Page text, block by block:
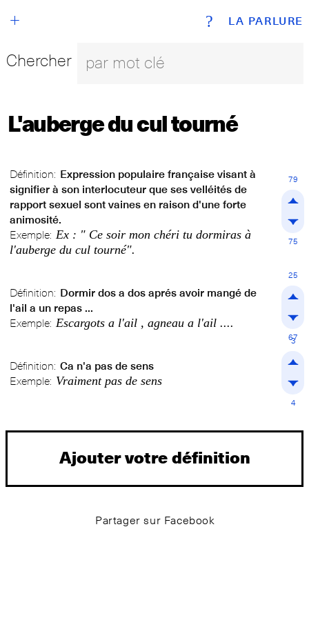
LA PARLURE
+ ?
Chercher
L'auberge du cul tourné
Définition: Expression populaire française visant à
signifier à son interlocuteur que ses velléités de
rapport sexuel sont vaines en raison d'une forte
animosité.
Exemple: Ex : " Ce soir mon chéri tu dormiras à
l'auberge du cul tourné".
79
75
Définition: Dormir dos a dos aprés avoir mangé de
l'ail a un repas ...
Exemple: Escargots a l'ail , agneau a l'ail ....
25
67
Définition: Ca n'a pas de sens
Exemple: Vraiment pas de sens
3
4
Ajouter votre définition
Partager sur Facebook